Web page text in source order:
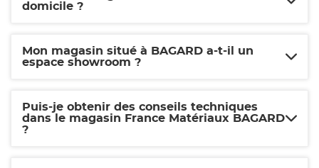
domicile ?
Mon magasin situé à BAGARD a-t-il un
espace showroom ?
Puis-je obtenir des conseils techniques
dans le magasin France Matériaux BAGARD
?